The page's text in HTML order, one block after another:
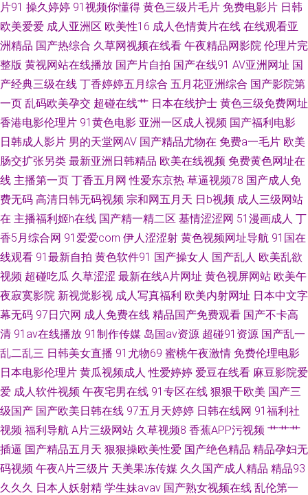
欧美专区在线 91经典视频 六月丁香 亚洲综合日韩伊人 国产在线播放97 五月
五成人网站 高效过滤器 日本小a网站 操你啦四虎 欧美色图自拍 08影院在线
久热精品香蕉在线视频 永久免费4k观影站 韩国美女主播青草 性高朝久 国产
精品搭讪在线观看 深爱五月综合网 成人免费毛 人妻熟女一二三区 91性生活
小视频 免费观看男女污污视频 长缨在手mp4阿里云盘下载 精品一线视频 亚
洲激情在线视频 国产清纯白 邬君梅三级 丰满岳乱妇在 日韩激情网址 vip影视
大全 欧美日韩不卡高清在线 自拍一区在线观看 老司机天堂 影视资源下载 红
毛网站 99成人在线观看 欧美韩日综日日骚 综合免费高清欧美 久操视频免费
亚洲一区日本一区 国产做爱av 午夜男女无 国产基zz视 日韩一卡2卡3卡4卡
乱码网站导航 成全在线观看免费观看全集 日韩精品国产精 爱情岛亚洲论坛
欧美熟女色吧 91白虎黑丝 两性色午夜视频 一本到高清视频不卡dvd日本 韩
国无码影院 久一一区二区三 亚洲最大情网站在线 国产主播福利片在 小学生
嫩交av12 国产人妖在 天堂网亚 丁香午夜超碰 日韩a∨在线 亲戚交换大 91尤
片91 操久婷婷 91视频你懂得 黄色三级片毛片 免费电影片 日韩
欧美爱爱 成人亚洲区 欧美性16 成人色情黄片在线 在线观看亚
洲精品 国产热综合 久草网视频在线看 午夜精品网影院 伦理片完
整版 黄视网站在线播放 国产片自拍 国产在线91 AV亚洲网址 国
产经典三级在线 丁香婷婷五月综合 五月花亚洲综合 国产影院第
一页 乱码欧美孕交 超碰在线艹 日本在线护士 黄色三级免费网址
香港电影伦理片 91黄色电影 亚洲一区成人视频 国产福利电影
日韩成人影片 男的天堂网AV 国产精品尤物在 免费a一毛片 欧美
肠交扩张另类 最新亚洲日韩精品 欧美在线视频 免费黄色网址在
线 主播第一页 丁香五月网 性爱东京热 草逼视频78 国产成人免
费无码 高清日韩无码视频 宗和网五月天 日b视频 成人三级网站
在 主播福利姬h在线 国产精一精二区 基情涩涩网 51漫画成人 丁
香5月综合网 91爱爱com 伊人涩涩射 黄色视频网址导航 91国在
线观看 91最新自拍 黄色软件91 国产操女人 国产乱人 欧美乱欲
视频 超碰吃瓜 久草涩涩 最新在线A片网址 黄色视屏网站 欧美午
夜寂寞影院 新视觉影视 成人写真福利 欧美内射网址 日本中文字
幕无码 97日穴网 成人免费在线 精品国产免费观看 国产不卡高
清 91av在线播放 91制作传媒 岛国av资源 超碰91资源 国产乱一
乱二乱三 日韩美女直播 91尤物69 蜜桃午夜激情 免费伦理电影
日本电影伦理片 黄瓜视频成人 性爱婷婷 爱豆在线看 麻豆影院爱
爱 成人软件视频 午夜宅男在线 91专区在线 狠狠干欧美 国产三
级国产 国产欧美日韩在线 97五月天婷婷 日韩在线网 91福利社
视频 福利导航 A片三级网站 久草视频8 香蕉APP污视频 艹艹艹
插逼 国产精品五月天 狠狠操欧美性爱 国产绝色精品 精品孕妇无
码视频 午夜A片三级片 天美果冻传媒 久久国产成人精品 精品93
久久久 日本人妖射精 学生妹avav 国产熟女视频在线 乱伦第一